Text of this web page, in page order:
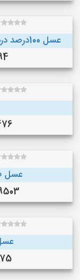
عسل 100درصد درمانی چهل گیاه و آویشن به ضمانت
عسل